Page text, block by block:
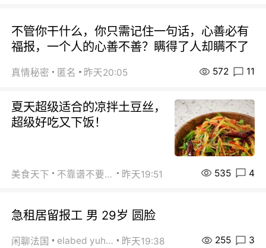
不管你干什么，你只需记住一句话，心善必有
福报，一个人的心善不善？瞒得了人却瞒不了
真情秘密 匿名 昨天20:05 572 11
夏天超级适合的凉拌土豆丝，
超级好吃又下饭！
美食天下 不靠谱不要联系 昨天19:51 535 4
急租居留报工 男 29岁 圆脸
闲聊法国 elabed yuhua 昨天19:38 255 3